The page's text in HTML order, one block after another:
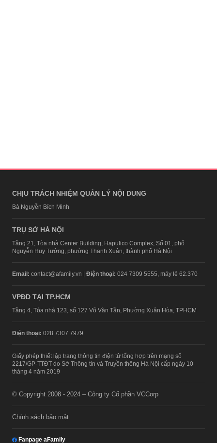
CHỊU TRÁCH NHIỆM QUẢN LÝ NỘI DUNG
Bà Nguyễn Bích Minh
TRỤ SỞ HÀ NỘI
Tầng 21, Tòa nhà Center Building, Hapulico Complex, Số 01, phố
Nguyễn Huy Tưởng, phường Thanh Xuân, thành phố Hà Nội
Email: contact@afamily.vn | Điện thoại: 024 7309 5555, máy lẻ 62.370
VPĐD TẠI TP.HCM
Tầng 4, Tòa nhà 123, số 127 Võ Văn Tần, Phường Xuân Hòa, TPHCM
Điện thoại: 028 7307 7979
Giấy phép thiết lập trang thông tin điện tử tổng hợp trên mạng số
2217/GP-TTĐT do Sở Thông tin và Truyền thông Hà Nội cấp ngày 10
tháng 4 năm 2019
© Copyright 2008 - 2024 – Công ty Cổ phần VCCorp
Chính sách bảo mật
Fanpage aFamily